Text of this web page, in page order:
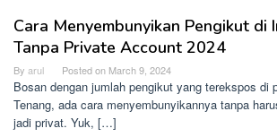
Cara Menyembunyikan Pengikut di
Tanpa Private Account 2024
By arul Posted on March 9, 2024
Bosan dengan jumlah pengikut yang terekspos di
Tenang, ada cara menyembunyikannya tanpa
jadi privat. Yuk, […]